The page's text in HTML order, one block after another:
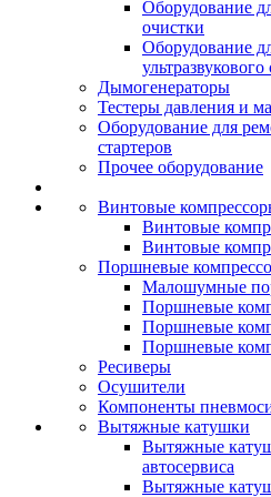
Оборудование
очистки
Оборудование
Дымогенераторы
Тестеры давления и
Оборудование для
стартеров
Прочее оборудование
Винтовые
Винтовые
Винтовые
Поршневые
Малошумные
Поршневые
Поршневые
Поршневые
Ресиверы
Осушители
Компоненты
Вытяжные катушки
Вытяжные
автосервиса
Вытяжные